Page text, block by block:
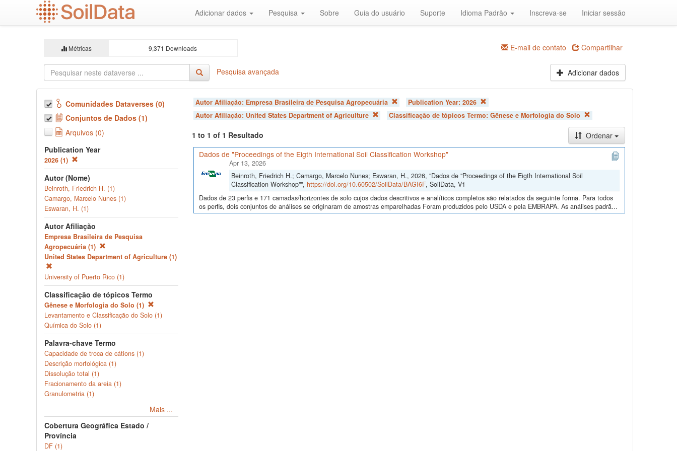
Adicionar dados Pesquisa Sobre Guia do usuário Suporte Idioma Padrão Inscreva-se Iniciar sessão
Métricas 9,371 Downloads E-mail de contato Compartilhar
Pesquisa avançada Adicionar dados
Comunidades Dataverses (0)
Conjuntos de Dados (1)
Arquivos (0)
Publication Year
2026 (1)
Autor (Nome)
Beinroth, Friedrich H. (1)
Camargo, Marcelo Nunes (1)
Eswaran, H. (1)
Autor Afiliação
Empresa Brasileira de Pesquisa
Agropecuária (1)
United States Department of Agriculture (1)
University of Puerto Rico (1)
Classificação de tópicos Termo
Gênese e Morfologia do Solo (1)
Levantamento e Classificação do Solo (1)
Química do Solo (1)
Palavra-chave Termo
Capacidade de troca de cátions (1)
Descrição morfológica (1)
Dissolução total (1)
Fracionamento da areia (1)
Granulometria (1)
Mais ...
Cobertura Geográfica Estado /
Província
DF (1)
Autor Afiliação: Empresa Brasileira de Pesquisa Agropecuária Publication Year: 2026
Autor Afiliação: United States Department of Agriculture Classificação de tópicos Termo: Gênese e Morfologia do Solo
1 to 1 of 1 Resultado
Ordenar
Dados de "Proceedings of the Eigth International Soil Classification Workshop"
Apr 13, 2026
Beinroth, Friedrich H.; Camargo, Marcelo Nunes; Eswaran, H., 2026, "Dados de "Proceedings of the Eigth International Soil
Classification Workshop"", https://doi.org/10.60502/SoilData/BAGI6F, SoilData, V1
Dados de 23 perfis e 171 camadas/horizontes de solo cujos dados descritivos e analíticos completos são relatados da seguinte forma. Para todos
os perfis, dois conjuntos de análises se originaram de amostras emparelhadas Foram produzidos pelo USDA e pela EMBRAPA. As análises padrã...